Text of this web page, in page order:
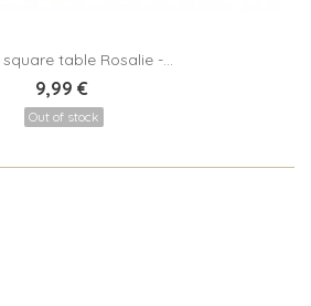
table Rosalie -...
9,99 €
Out of stock